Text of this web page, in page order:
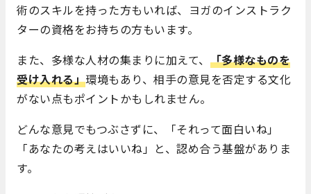
術のスキルを持った方もいれば、ヨガのインストラク
ターの資格をお持ちの方もいます。
また、多様な人材の集まりに加えて、 「多様なものを
受け入れる」環境もあり、相手の意見を否定する文化
がない点もポイントかもしれません。
どんな意見でもつぶさずに、「それって面白いね」
「あなたの考えはいいね」と、認め合う基盤がありま
す。